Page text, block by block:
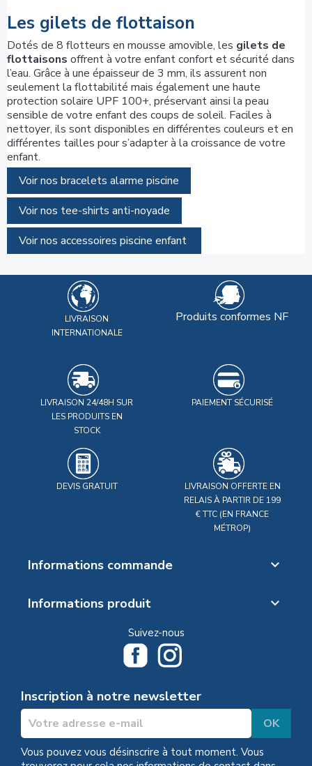
Les gilets de flottaison
Dotés de 8 flotteurs en mousse amovible, les gilets de
flottaisons offrent à votre enfant confort et sécurité dans
l’eau. Grâce à une épaisseur de 3 mm, ils assurent non
seulement la flottabilité mais également une haute
protection solaire UPF 100+, préservant ainsi la peau
sensible de votre enfant des coups de soleil. Faciles à
nettoyer, ils sont disponibles en différentes couleurs et en
différentes tailles pour s’adapter à la croissance de votre
enfant.
Voir nos bracelets alarme piscine
Voir nos tee-shirts anti-noyade
Voir nos accessoires piscine enfant
LIVRAISON
INTERNATIONALE
Produits conformes NF
LIVRAISON 24/48H SUR
LES PRODUITS EN
STOCK
PAIEMENT SÉCURISÉ
DEVIS GRATUIT
LIVRAISON OFFERTE EN
RELAIS À PARTIR DE 199
€ TTC (EN FRANCE
MÉTROP)
Informations commande 
Informations produit 
Suivez-nous
Inscription à notre newsletter
Vous pouvez vous désinscrire à tout moment. Vous